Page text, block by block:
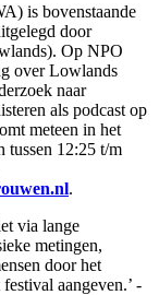
is bovenstaande
door
Op NPO
over Lowlands
naar
als podcast op
meteen in het
tussen 12:25 t/m
.
via lange
metingen,
door het
aangeven.’ -